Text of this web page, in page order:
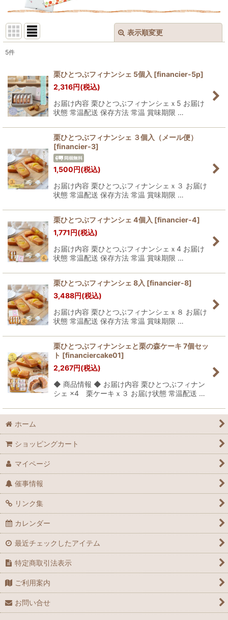
表示順変更
並び順:
絞り込む
5件
栗ひとつぶフィナンシェ 5個入 [financier-5p]
2,316円(税込)
お届け内容 栗ひとつぶフィナンシェｘ5 お届け
状態 常温配送 保存方法 常温 賞味期限 …
栗ひとつぶフィナンシェ ３個入（メール便）
[financier-3]
1,500円(税込)
お届け内容 栗ひとつぶフィナンシェｘ３ お届け
状態 常温配送 保存方法 常温 賞味期限 …
栗ひとつぶフィナンシェ 4個入 [financier-4]
1,771円(税込)
お届け内容 栗ひとつぶフィナンシェｘ4 お届け
状態 常温配送 保存方法 常温 賞味期限 …
栗ひとつぶフィナンシェ 8入 [financier-8]
3,488円(税込)
お届け内容 栗ひとつぶフィナンシェｘ８ お届け
状態 常温配送 保存方法 常温 賞味期限 …
栗ひとつぶフィナンシェと栗の森ケーキ 7個セッ
ト [financiercake01]
2,267円(税込)
◆ 商品情報 ◆ お届け内容 栗ひとつぶフィナン
シェ ×4 栗ケーキｘ３ お届け状態 常温配送 …
ホーム
ショッピングカート
マイページ
催事情報
リンク集
カレンダー
最近チェックしたアイテム
特定商取引法表示
ご利用案内
お問い合せ